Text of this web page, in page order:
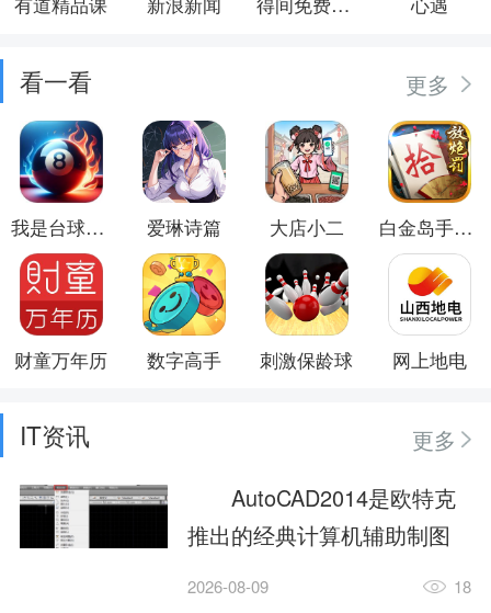
看一看 更多
我是台球大师 爱琳诗篇 大店小二 白金岛手游放炮罚
财童万年历 数字高手 刺激保龄球 网上地电
IT资讯
更多
AutoCAD2014是欧特克
推出的经典计算机辅助制图
工具，主打稳定2D施工图绘
2026-08-09 18